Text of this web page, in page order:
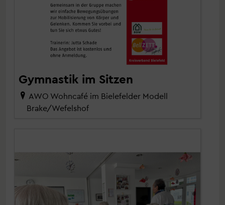
Gymnastik im Sitzen
AWO Wohncafé im Bielefelder Modell
Brake/Wefelshof